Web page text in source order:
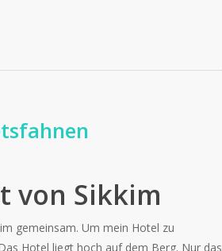
von Sikkim
gemeinsam. Um mein Hotel zu
Hotel liegt hoch auf dem Berg. Nur das